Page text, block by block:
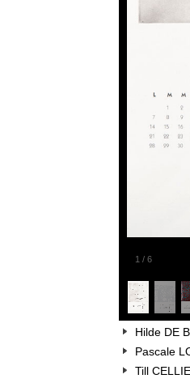
1 / 6
Hilde DE
Pascale
Till